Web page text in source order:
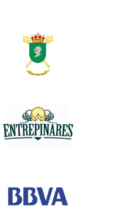
Autoevaluación
Autoevaluación
EFQM y
presentación
premio europeo